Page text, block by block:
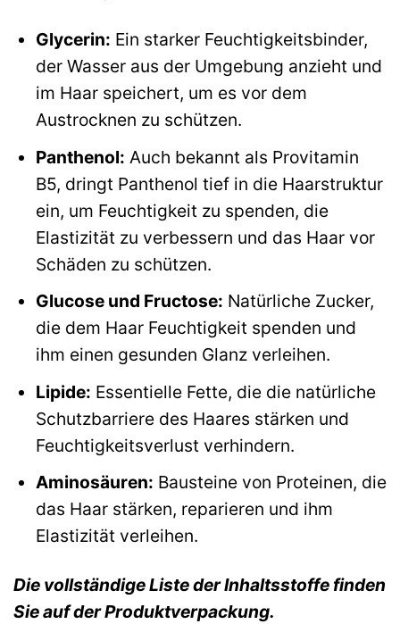
Glycerin: Ein starker Feuchtigkeitsbinder,
der Wasser aus der Umgebung anzieht und
im Haar speichert, um es vor dem
Austrocknen zu schützen.
Panthenol: Auch bekannt als Provitamin
B5, dringt Panthenol tief in die Haarstruktur
ein, um Feuchtigkeit zu spenden, die
Elastizität zu verbessern und das Haar vor
Schäden zu schützen.
Glucose und Fructose: Natürliche Zucker,
die dem Haar Feuchtigkeit spenden und
ihm einen gesunden Glanz verleihen.
Lipide: Essentielle Fette, die die natürliche
Schutzbarriere des Haares stärken und
Feuchtigkeitsverlust verhindern.
Aminosäuren: Bausteine von Proteinen, die
das Haar stärken, reparieren und ihm
Elastizität verleihen.
Die vollständige Liste der Inhaltsstoffe finden
Sie auf der Produktverpackung.